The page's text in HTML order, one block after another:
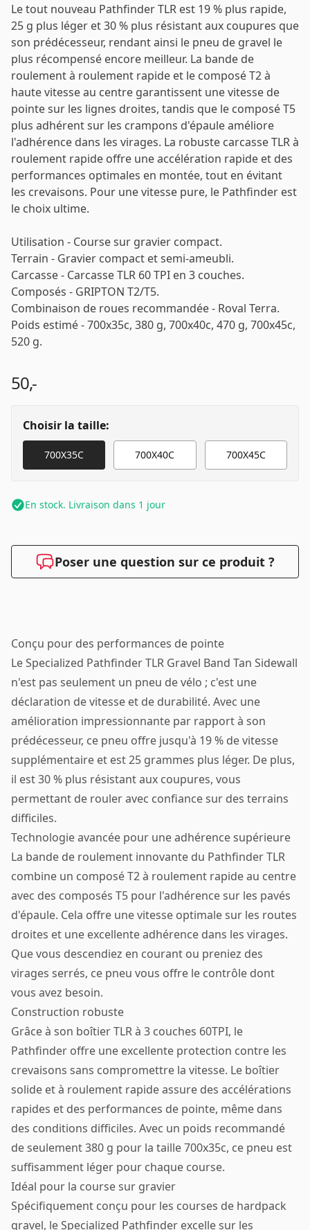
Le tout nouveau Pathfinder TLR est 19 % plus rapide,
25 g plus léger et 30 % plus résistant aux coupures que
son prédécesseur, rendant ainsi le pneu de gravel le
plus récompensé encore meilleur. La bande de
roulement à roulement rapide et le composé T2 à
haute vitesse au centre garantissent une vitesse de
pointe sur les lignes droites, tandis que le composé T5
plus adhérent sur les crampons d'épaule améliore
l'adhérence dans les virages. La robuste carcasse TLR à
roulement rapide offre une accélération rapide et des
performances optimales en montée, tout en évitant
les crevaisons. Pour une vitesse pure, le Pathfinder est
le choix ultime.
Utilisation - Course sur gravier compact.
Terrain - Gravier compact et semi-ameubli.
Carcasse - Carcasse TLR 60 TPI en 3 couches.
Composés - GRIPTON T2/T5.
Combinaison de roues recommandée - Roval Terra.
Poids estimé - 700x35c, 380 g, 700x40c, 470 g, 700x45c,
520 g.
50,-
Choisir la taille:
700X35C 700X40C 700X45C
En stock. Livraison dans 1 jour
Poser une question sur ce produit ?
Conçu pour des performances de pointe
Le Specialized Pathfinder TLR Gravel Band Tan Sidewall
n'est pas seulement un pneu de vélo ; c'est une
déclaration de vitesse et de durabilité. Avec une
amélioration impressionnante par rapport à son
prédécesseur, ce pneu offre jusqu'à 19 % de vitesse
supplémentaire et est 25 grammes plus léger. De plus,
il est 30 % plus résistant aux coupures, vous
permettant de rouler avec confiance sur des terrains
difficiles.
Technologie avancée pour une adhérence supérieure
La bande de roulement innovante du Pathfinder TLR
combine un composé T2 à roulement rapide au centre
avec des composés T5 pour l'adhérence sur les pavés
d'épaule. Cela offre une vitesse optimale sur les routes
droites et une excellente adhérence dans les virages.
Que vous descendiez en courant ou preniez des
virages serrés, ce pneu vous offre le contrôle dont
vous avez besoin.
Construction robuste
Grâce à son boîtier TLR à 3 couches 60TPI, le
Pathfinder offre une excellente protection contre les
crevaisons sans compromettre la vitesse. Le boîtier
solide et à roulement rapide assure des accélérations
rapides et des performances de pointe, même dans
des conditions difficiles. Avec un poids recommandé
de seulement 380 g pour la taille 700x35c, ce pneu est
suffisamment léger pour chaque course.
Idéal pour la course sur gravier
Spécifiquement conçu pour les courses de hardpack
gravel, le Specialized Pathfinder excelle sur les